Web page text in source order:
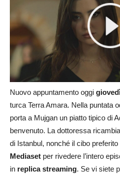
Nuovo appuntamento oggi
turca Terra Amara. Nella puntata
porta a Mujgan un piatto tipico di
benvenuto. La dottoressa
di Istanbul, nonché il cibo
Mediaset per rivedere l’intero
in replica streaming. Se vi siete